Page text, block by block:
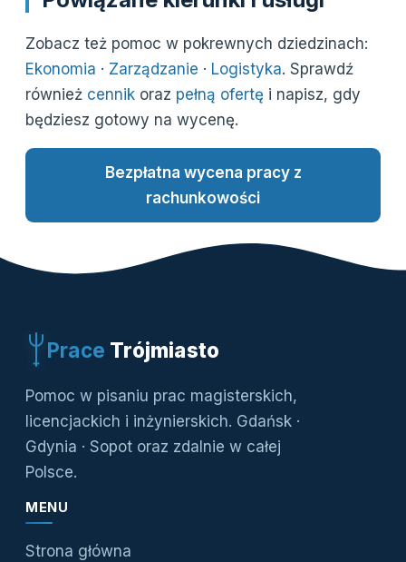
Zobacz też pomoc w pokrewnych dziedzinach:
Ekonomia · Zarządzanie · Logistyka. Sprawdź
również cennik oraz pełną ofertę i napisz, gdy
będziesz gotowy na wycenę.
Bezpłatna wycena pracy z
rachunkowości
Prace Trójmiasto
Pomoc w pisaniu prac magisterskich,
licencjackich i inżynierskich. Gdańsk ·
Gdynia · Sopot oraz zdalnie w całej
Polsce.
MENU
Strona główna